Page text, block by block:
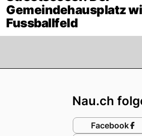
Gemeindehausplatz
Fussballfeld
Nau.ch
Facebook